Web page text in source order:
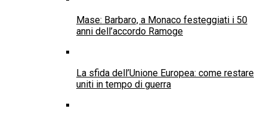
Mase: Barbaro, a Monaco festeggiati i 50
anni dell’accordo Ramoge
La sfida dell’Unione Europea: come restare
uniti in tempo di guerra